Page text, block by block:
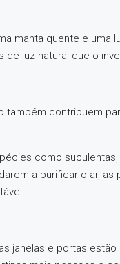
manta quente e uma
luz natural que o
contribuem
como
a purificar o ar, as
janelas e portas estão